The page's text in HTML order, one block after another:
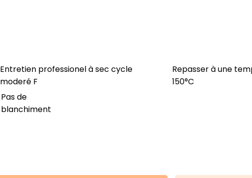
Entretien professionel à sec cycle
moderé F
Repasser à une
150°C
Pas de
blanchiment